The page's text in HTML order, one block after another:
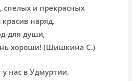
спелых и прекрасных
наряд.
для души,
хороши! (Шишкина С.)
нас в Удмуртии.